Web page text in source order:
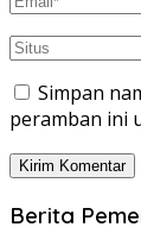
Simpan
peramban ini
Berita